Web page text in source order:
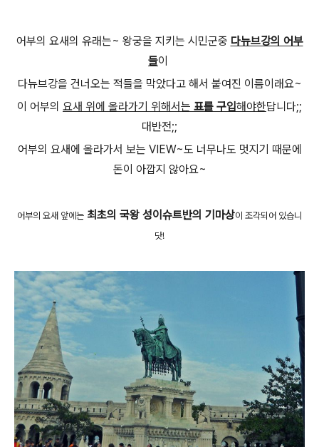
어부의 요새의 유래는~ 왕궁을 지키는 시민군중 다뉴브강의 어부
들이
다뉴브강을 건너오는 적들을 막았다고 해서 붙여진 이름이래요~
이 어부의 요새 위에 올라가기 위해서는 표를 구입해야한답니다;;
대반전;;
어부의 요새에 올라가서 보는 VIEW~도 너무나도 멋지기 때문에
돈이 아깝지 않아요~
어부의 요새 앞에는 최초의 국왕 성이슈트반의 기마상이 조각되어 있습니
닷!